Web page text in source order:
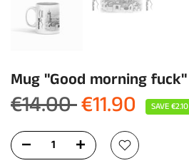
Mug "Good morning fuck"
€14.00€11.90 SAVE€2.10